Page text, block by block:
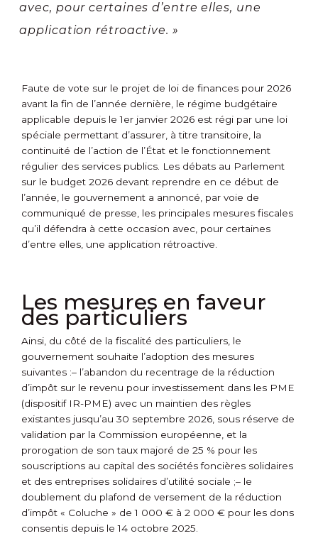
avec, pour certaines d’entre elles, une
application rétroactive. »
Faute de vote sur le projet de loi de finances pour 2026
avant la fin de l’année dernière, le régime budgétaire
applicable depuis le 1er janvier 2026 est régi par une loi
spéciale permettant d’assurer, à titre transitoire, la
continuité de l’action de l’État et le fonctionnement
régulier des services publics. Les débats au Parlement
sur le budget 2026 devant reprendre en ce début de
l’année, le gouvernement a annoncé, par voie de
communiqué de presse, les principales mesures fiscales
qu’il défendra à cette occasion avec, pour certaines
d’entre elles, une application rétroactive.
Les mesures en faveur
des particuliers
Ainsi, du côté de la fiscalité des particuliers, le
gouvernement souhaite l’adoption des mesures
suivantes :– l’abandon du recentrage de la réduction
d’impôt sur le revenu pour investissement dans les PME
(dispositif IR-PME) avec un maintien des règles
existantes jusqu’au 30 septembre 2026, sous réserve de
validation par la Commission européenne, et la
prorogation de son taux majoré de 25 % pour les
souscriptions au capital des sociétés foncières solidaires
et des entreprises solidaires d’utilité sociale ;– le
doublement du plafond de versement de la réduction
d’impôt « Coluche » de 1 000 € à 2 000 € pour les dons
consentis depuis le 14 octobre 2025.